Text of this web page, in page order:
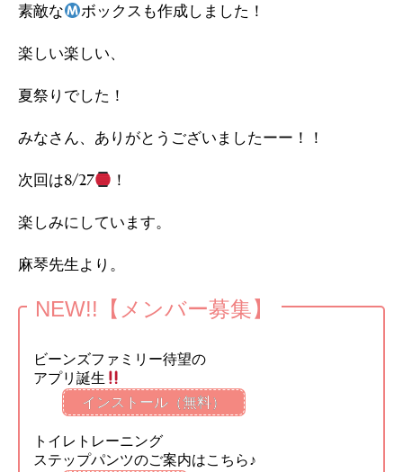
素敵な ボックスも作成しました！
楽しい楽しい、
夏祭りでした！
みなさん、ありがとうございましたーー！！
次回は8/27 ！
楽しみにしています。
麻琴先生より。
NEW!!【メンバー募集】
ビーンズファミリー待望の
アプリ誕生
インストール（無料）
トイレトレーニング
ステップパンツのご案内はこちら♪